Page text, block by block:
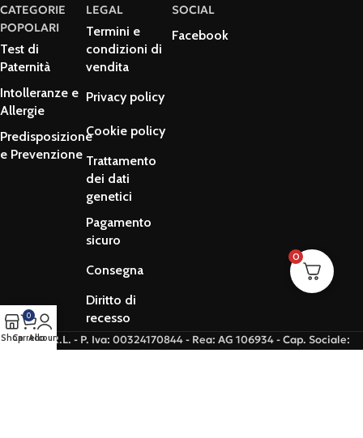
CATEGORIE
POPOLARI
Test di
Paternità
Intolleranze e
Allergie
Predisposizione
e Prevenzione
LEGAL
Termini e
condizioni di
vendita
Privacy policy
Cookie policy
Trattamento
dei dati
genetici
Pagamento
sicuro
Consegna
Diritto di
recesso
SOCIAL
Facebook
© Salus S.R.L. - P. Iva: 00324170844 - Rea: AG 106934 - Cap. Sociale:
Shop
0
Carrello
Account
0